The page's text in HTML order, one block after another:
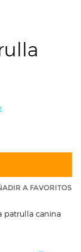
A FAVORITOS
patrulla canina